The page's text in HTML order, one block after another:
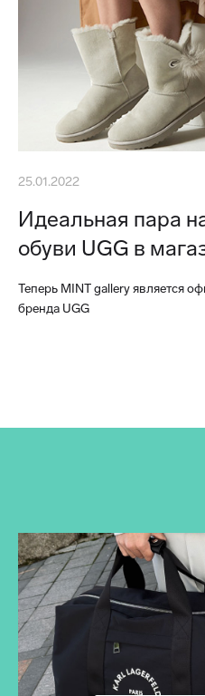
25.01.2022
Идеальная пара
обуви UGG в
Теперь MINT gallery является
бренда UGG